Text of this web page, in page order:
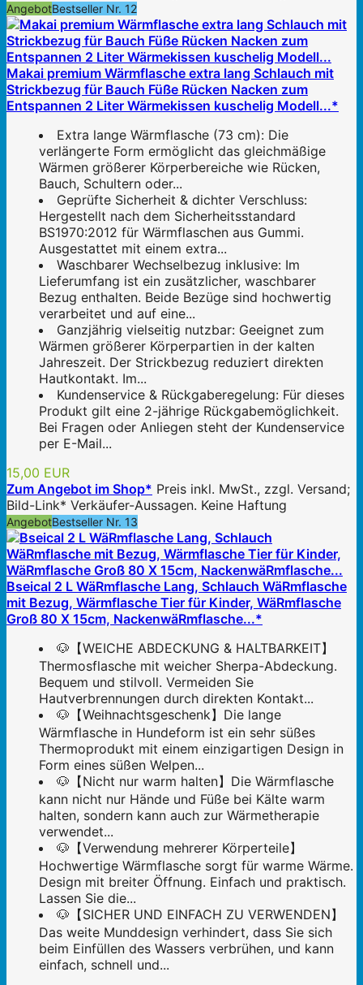
AngebotBestseller Nr. 12
Makai premium Wärmflasche extra lang Schlauch mit
Strickbezug für Bauch Füße Rücken Nacken zum
Entspannen 2 Liter Wärmekissen kuschelig Modell...*
Extra lange Wärmflasche (73 cm): Die
verlängerte Form ermöglicht das gleichmäßige
Wärmen größerer Körperbereiche wie Rücken,
Bauch, Schultern oder...
Geprüfte Sicherheit & dichter Verschluss:
Hergestellt nach dem Sicherheitsstandard
BS1970:2012 für Wärmflaschen aus Gummi.
Ausgestattet mit einem extra...
Waschbarer Wechselbezug inklusive: Im
Lieferumfang ist ein zusätzlicher, waschbarer
Bezug enthalten. Beide Bezüge sind hochwertig
verarbeitet und auf eine...
Ganzjährig vielseitig nutzbar: Geeignet zum
Wärmen größerer Körperpartien in der kalten
Jahreszeit. Der Strickbezug reduziert direkten
Hautkontakt. Im...
Kundenservice & Rückgaberegelung: Für dieses
Produkt gilt eine 2-jährige Rückgabemöglichkeit.
Bei Fragen oder Anliegen steht der Kundenservice
per E-Mail...
15,00 EUR
Zum Angebot im Shop* Preis inkl. MwSt., zzgl. Versand;
Bild-Link* Verkäufer-Aussagen. Keine Haftung
AngebotBestseller Nr. 13
Bseical 2 L WäRmflasche Lang, Schlauch WäRmflasche
mit Bezug, Wärmflasche Tier für Kinder, WäRmflasche
Groß 80 X 15cm, NackenwäRmflasche...*
🐶【WEICHE ABDECKUNG & HALTBARKEIT】
Thermosflasche mit weicher Sherpa-Abdeckung.
Bequem und stilvoll. Vermeiden Sie
Hautverbrennungen durch direkten Kontakt...
🐶【Weihnachtsgeschenk】Die lange
Wärmflasche in Hundeform ist ein sehr süßes
Thermoprodukt mit einem einzigartigen Design in
Form eines süßen Welpen...
🐶【Nicht nur warm halten】Die Wärmflasche
kann nicht nur Hände und Füße bei Kälte warm
halten, sondern kann auch zur Wärmetherapie
verwendet...
🐶【Verwendung mehrerer Körperteile】
Hochwertige Wärmflasche sorgt für warme Wärme.
Design mit breiter Öffnung. Einfach und praktisch.
Lassen Sie die...
🐶【SICHER UND EINFACH ZU VERWENDEN】
Das weite Munddesign verhindert, dass Sie sich
beim Einfüllen des Wassers verbrühen, und kann
einfach, schnell und...